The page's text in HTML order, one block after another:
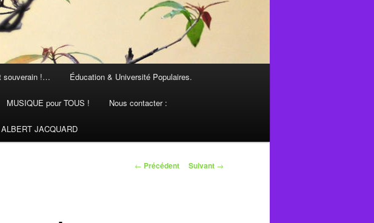
souverain !… Éducation & Université Populaires.
MUSIQUE pour TOUS ! Nous contacter :
ALBERT JACQUARD
Navigation
← Précédent Suivant →